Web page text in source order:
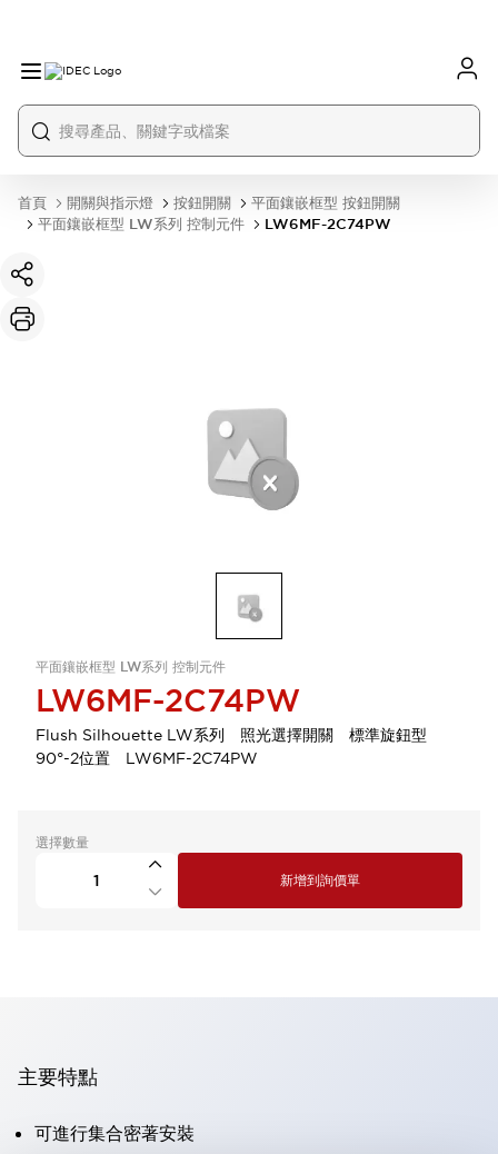
首頁 開關與指示燈 按鈕開關
平面鑲嵌框型 按鈕開關
平面鑲嵌框型 LW系列 控制元件
LW6MF-2C74PW
平面鑲嵌框型 LW系列 控制元件
LW6MF-2C74PW
Flush Silhouette LW系列 照光選擇開關 標準旋鈕型
90°-2位置 LW6MF-2C74PW
選擇數量
新增到詢價單
主要特點
可進行集合密著安裝